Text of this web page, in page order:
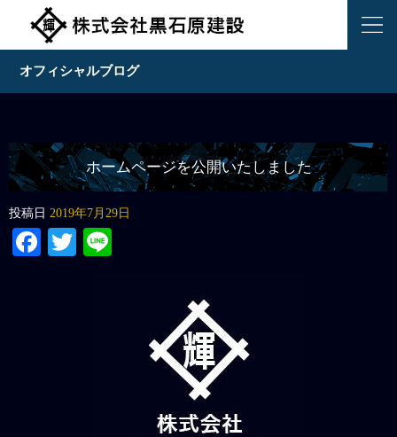
オフィシャルブログ
ホームページを公開いたしました
投稿日 2019年7月29日
Facebook
Twitter